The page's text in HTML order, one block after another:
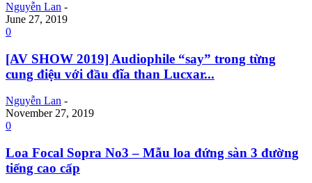
Nguyễn Lan -
June 27, 2019
0
[AV SHOW 2019] Audiophile “say” trong từng
cung điệu với đầu đĩa than Lucxar...
Nguyễn Lan -
November 27, 2019
0
Loa Focal Sopra No3 – Mẫu loa đứng sàn 3 đường
tiếng cao cấp